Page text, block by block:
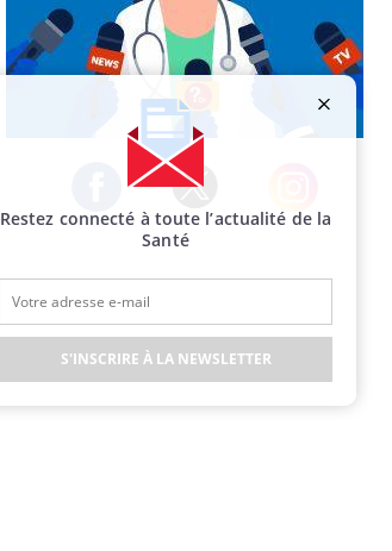
Facebook Twitter Instagram
Restez connecté à toute l’actualité de la
Santé
S'INSCRIRE À LA NEWSLETTER